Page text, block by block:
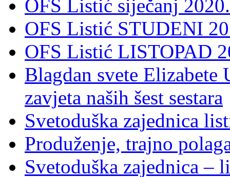
OFS Listić siječanj
OFS Listić STUDENI
OFS Listić LISTOPAD
Blagdan svete
zavjeta naših šest sestara
Svetoduška zajednica
Produženje, trajno
Svetoduška zajednica –